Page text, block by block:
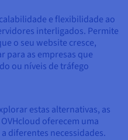
e flexibilidade ao
interligados. Permite
o seu website cresce,
as empresas que
ou níveis de tráfego
estas alternativas, as
oferecem uma
diferentes necessidades.